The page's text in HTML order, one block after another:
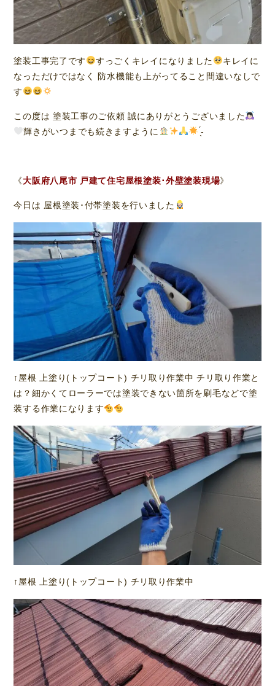
塗装工事完了です すっごくキレイになりました
キレイに
なっただけではなく 防水機能も上がってること間違いなしで
す
この度は 塗装工事のご依頼 誠にありがとうございました
輝きがいつまでも続きますように
̖́-
《大阪府八尾市 戸建て住宅屋根塗装･外壁塗装現場》
今日は 屋根塗装･付帯塗装を行いました
↑屋根 上塗り(トップコート) チリ取り作業中 チリ取り作業と
は？細かくてローラーでは塗装できない箇所を刷毛などで塗
装する作業になります
↑屋根 上塗り(トップコート) チリ取り作業中